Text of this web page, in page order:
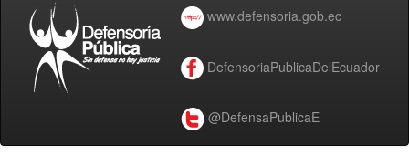
www.defensoria.gob.ec
DefensoriaPublicaDelEcuador
@DefensaPublicaE